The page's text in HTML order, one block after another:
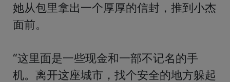
她从包里拿出一个厚厚的信封，推到小杰
面前。
“这里面是一些现金和一部不记名的手
机。离开这座城市，找个安全的地方躲起